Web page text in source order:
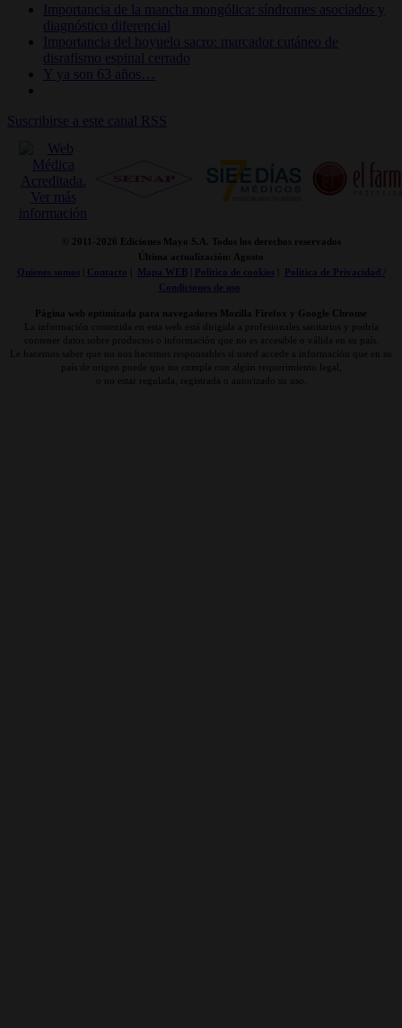
Importancia de la mancha mongólica: síndromes asociados y
diagnóstico diferencial
Importancia del hoyuelo sacro: marcador cutáneo de
disrafismo espinal cerrado
Y ya son 63 años…
Suscribirse a este canal RSS
© 2011- 2026 Ediciones Mayo S.A. Todos los derechos reservados
Última actualización: Agosto
Quienes somos| Contacto Mapa WEB| Politica de cookies|
Politica de Privacidad /
Condiciones de uso
Página web optimizada para navegadores Mozilla Firefox y Google Chrome
La información contenida en esta web está dirigida a profesionales sanitarios y podría
contener datos sobre productos o información que no es accesible o válida en su país.
Le hacemos saber que no nos hacemos responsables si usted accede a información que en su
país de origen puede que no cumpla con algún requerimiento legal,
o no estar regulada, registrada o autorizado su uso.